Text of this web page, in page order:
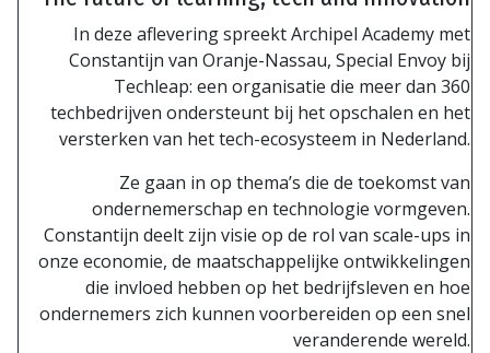
In deze aflevering spreekt Archipel Academy met
Constantijn van Oranje-Nassau, Special Envoy bij
Techleap: een organisatie die meer dan 360
techbedrijven ondersteunt bij het opschalen en het
versterken van het tech-ecosysteem in Nederland.
Ze gaan in op thema’s die de toekomst van
ondernemerschap en technologie vormgeven.
Constantijn deelt zijn visie op de rol van scale-ups in
onze economie, de maatschappelijke ontwikkelingen
die invloed hebben op het bedrijfsleven en hoe
ondernemers zich kunnen voorbereiden op een snel
veranderende wereld.